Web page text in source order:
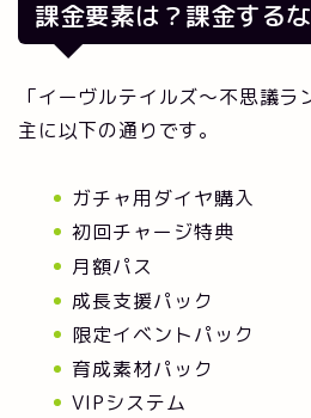
課金要素は？課金する
「イーヴルテイルズ～不思議
主に以下の通りです。
ガチャ用ダイヤ購入
初回チャージ特典
月額パス
成長支援パック
限定イベントパック
育成素材パック
VIPシステム